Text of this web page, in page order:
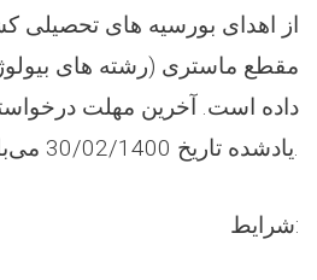
از اهدای بورسیه های تحصیلی
مقطع ماستری (رشته های
داده است. آخرین مهلت
یادشده تاریخ 30/02/1400 می‌باشد.
شرایط: